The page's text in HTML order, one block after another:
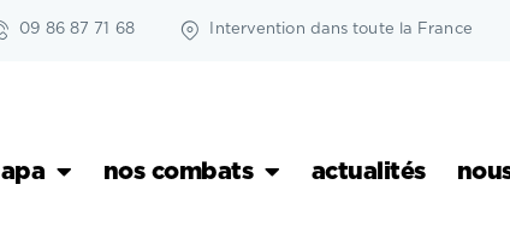
09 86 87 71 68 Intervention dans toute la France
apa nos combats actualités